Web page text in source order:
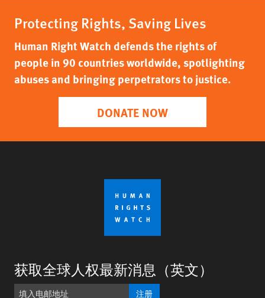
Protecting Rights, Saving Lives
Human Right Watch defends the rights of
people in 90 countries worldwide, spotlighting
abuses and bringing perpetrators to justice.
DONATE NOW
获取全球人权最新消息（英文）
注册